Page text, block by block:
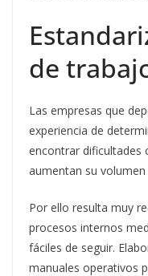
de
Las empresas que
experiencia de
encontrar dificultades
aumentan su
Por ello resulta muy
procesos internos
fáciles de seguir.
manuales operativos